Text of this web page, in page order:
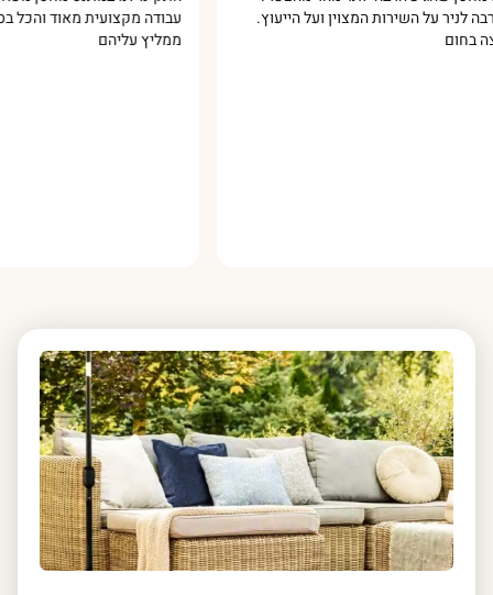
השירות המצוין ועל הייעוץ.
עבודה מקצועית מאוד והכל בסבלנות
ממליץ עליהם